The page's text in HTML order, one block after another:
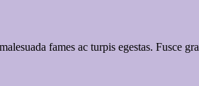
fames ac turpis egestas.